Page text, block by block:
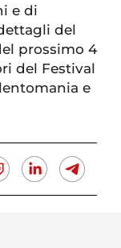
e di
del
prossimo 4
del Festival
e